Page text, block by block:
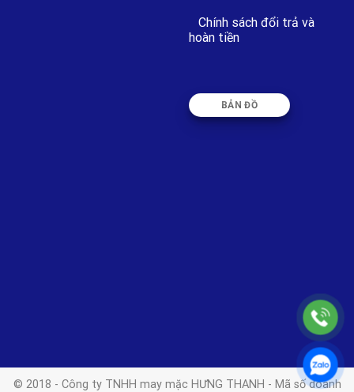
Chính sách đổi trả và
hoàn tiền
BẢN ĐỒ
© 2018 - Công ty TNHH may mặc HƯNG THANH - Mã số doanh